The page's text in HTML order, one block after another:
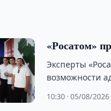
«Росатом»
Эксперты
возможности
10:30 · 05/08/2026